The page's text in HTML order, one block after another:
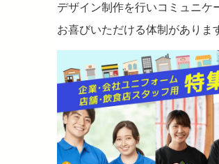
デザイン制作を行いコミュニケ
お喜びいただける体制がありま